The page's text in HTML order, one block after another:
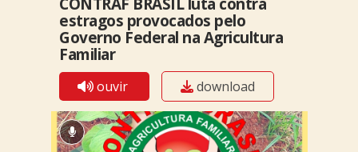
estragos provocados pelo
Governo Federal na Agricultura
Familiar
ouvir download